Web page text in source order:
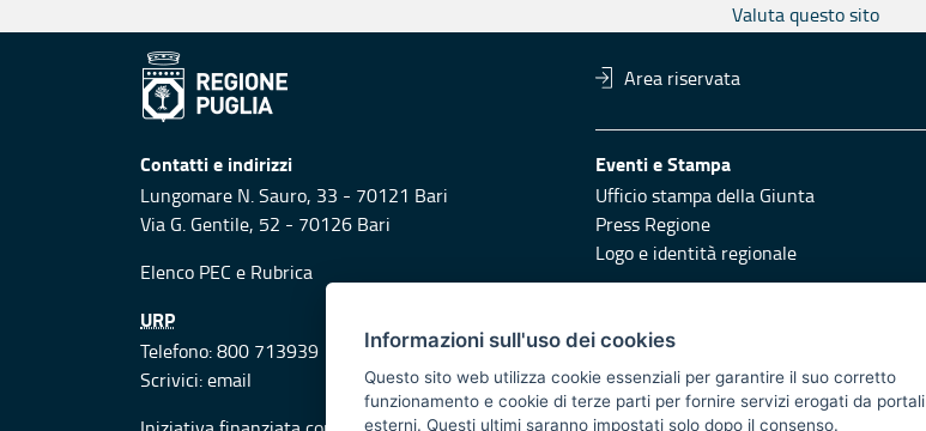
Valuta questo sito
Area riservata
Contatti e indirizzi
Lungomare N. Sauro, 33 - 70121 Bari
Via G. Gentile, 52 - 70126 Bari
Elenco PEC e Rubrica
Eventi e Stampa
Ufficio stampa della Giunta
Press Regione
Logo e identità regionale
URP
Telefono: 800 713939
Scrivici:email
Responsabili di pubblicazione
Informazioni sull'uso dei cookies
Questo sito web utilizza cookie essenziali per garantire il suo corretto
funzionamento e cookie di terze parti per fornire servizi erogati da portali
esterni. Questi ultimi saranno impostati solo dopo il consenso.